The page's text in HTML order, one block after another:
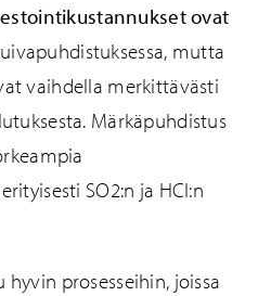
ovat
mutta
vaihdella merkittävästi
Märkäpuhdistus
SO2:n ja HCl:n
prosesseihin, joissa